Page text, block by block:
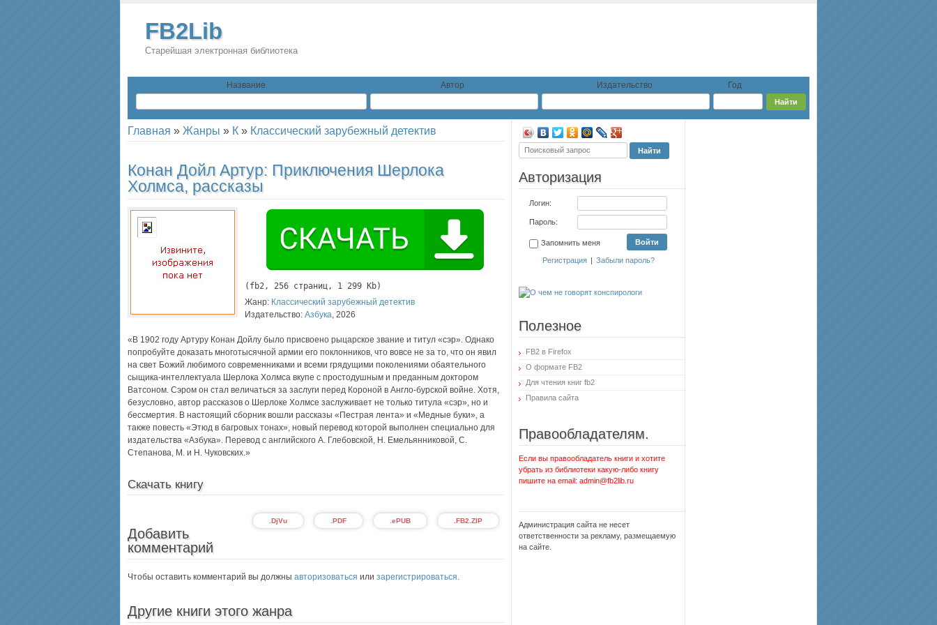
FB2Lib
Старейшая электронная библиотека
Название Автор Издательство Год
Главная » Жанры » К » Классический зарубежный детектив
Конан Дойл Артур: Приключения Шерлока
Холмса, рассказы
( fb2, 256 страниц, 1 299 Kb)
Жанр: Классический зарубежный детектив
Издательство: Азбука, 2026
«В 1902 году Артуру Конан Дойлу было присвоено рыцарское звание и титул «сэр». Однако
попробуйте доказать многотысячной армии его поклонников, что вовсе не за то, что он явил
на свет Божий любимого современниками и всеми грядущими поколениями обаятельного
сыщика-интеллектуала Шерлока Холмса вкупе с простодушным и преданным доктором
Ватсоном. Сэром он стал величаться за заслуги перед Короной в Англо-бурской войне. Хотя,
безусловно, автор рассказов о Шерлоке Холмсе заслуживает не только титула «сэр», но и
бессмертия. В настоящий сборник вошли рассказы «Пестрая лента» и «Медные буки», а
также повесть «Этюд в багровых тонах», новый перевод которой выполнен специально для
издательства «Азбука». Перевод с английского А. Глебовской, Н. Емельянниковой, С.
Степанова, М. и Н. Чуковских.»
Скачать книгу
.FB2.ZIP
.ePUB
.PDF
.DjVu
Добавить
комментарий
Чтобы оставить комментарий вы должны авторизоваться или зарегистрироваться.
Другие книги этого жанра
Авторизация
Логин:
Пароль:
Запомнить меня
Регистрация | Забыли пароль?
Полезное
FB2 в Firefox
О формате FB2
Для чтения книг fb2
Правила сайта
Правообладателям.
Если вы правообладатель книги и хотите
убрать из библиотеки какую-либо книгу
пишите на email: admin@fb2lib.ru
Администрация сайта не несет
ответственности за рекламу, размещаемую
на сайте.